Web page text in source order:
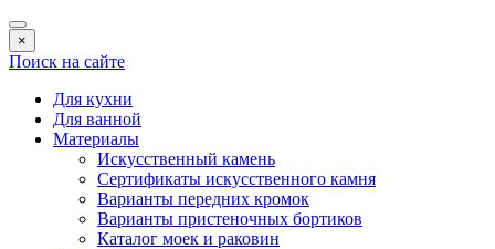
×
Поиск на сайте
Для кухни
Для ванной
Материалы
Искусственный камень
Сертификаты искусственного камня
Варианты передних кромок
Варианты пристеночных бортиков
Каталог моек и раковин